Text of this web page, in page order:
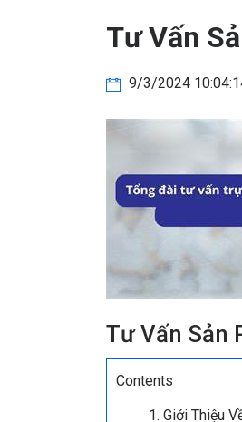
Tư Vấn
9/3/2024
Tư Vấn Sản
Contents
Giới Thiệu